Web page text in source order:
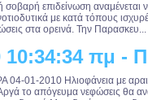
σοβαρή επιδείνωση
με κατά τόπους
στα ορεινά. Την Παρασκευ...
10:34:34 πμ -
04-01-2010 Ηλιοφάνεια με
το απόγευμα νεφώσεις θα